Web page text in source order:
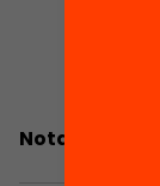
Nota de